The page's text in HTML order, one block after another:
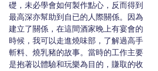
礎，未必學會如何製作點心，反而得到
最高深亦幫助到自已的人際關係。因為
建立了關係，在這間酒家晚上有宴會的
時候，我可以走進燒味部，了解過高手
斬料、燒乳豬的故事。當時的工作主要
是抱著以體驗和玩樂為目的，賺取的收